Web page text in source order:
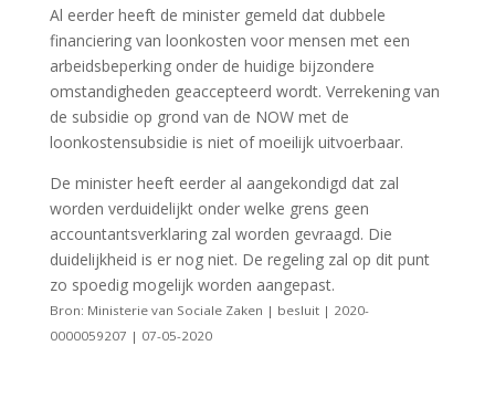
Al eerder heeft de minister gemeld dat dubbele
financiering van loonkosten voor mensen met een
arbeidsbeperking onder de huidige bijzondere
omstandigheden geaccepteerd wordt. Verrekening van
de subsidie op grond van de NOW met de
loonkostensubsidie is niet of moeilijk uitvoerbaar.
De minister heeft eerder al aangekondigd dat zal
worden verduidelijkt onder welke grens geen
accountantsverklaring zal worden gevraagd. Die
duidelijkheid is er nog niet. De regeling zal op dit punt
zo spoedig mogelijk worden aangepast.
Bron: Ministerie van Sociale Zaken | besluit | 2020-
0000059207 | 07-05-2020